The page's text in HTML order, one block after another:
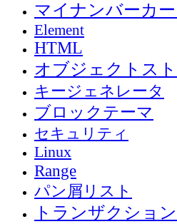
マイナンバーカー
Element
HTML
オブジェクトス
キージェネレータ
ブロックテーマ
セキュリティ
Linux
Range
パン屑リスト
トランザクション